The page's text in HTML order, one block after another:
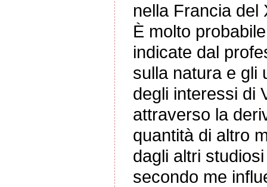
nella Francia del
È molto
indicate dal
sulla natura e gli
degli interessi di
attraverso la
quantità di altro
dagli altri
secondo me